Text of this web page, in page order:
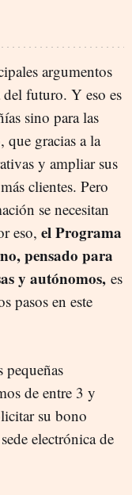
argumentos
del futuro. Y eso es
sino para las
que gracias a la
y ampliar sus
clientes. Pero
se necesitan
eso, el Programa
pensado para
y autónomos, es
pasos en este
pequeñas
de entre 3 y
su bono
electrónica de